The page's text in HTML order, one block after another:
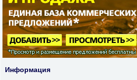
Информация